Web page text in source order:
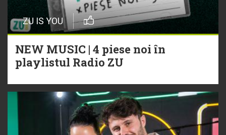
ZU IS YOU
NEW MUSIC | 4 piese noi în
playlistul Radio ZU